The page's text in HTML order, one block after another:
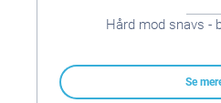
Hård mod snavs -
Se